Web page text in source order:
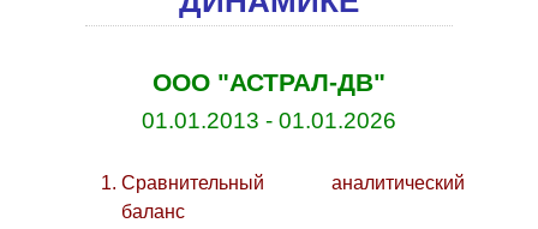
ООО "АСТРАЛ-ДВ"
01.01.2013 - 01.01.2026
Сравнительный аналитический
баланс